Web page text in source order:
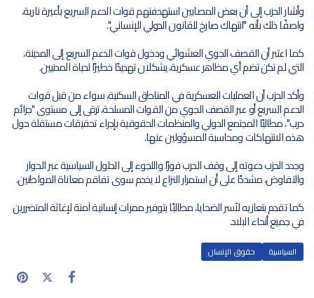
وأشار الحزب إلى أن بعض المصابين استهدفتهم قوات الدعم السريع بأعيرة نارية،
واصفًا ذلك بأنه "انتهاك صارخ للقانون الدولي الإنساني".
كما اعتبر أن القصف الجوي العشوائي ودخول قوات الدعم السريع إلى المدينة،
التي لم تكن تضم أي مظاهر عسكرية، يشكلان تهديدًا خطيرًا لحياة المدنيين.
وأكد الحزب أن العمليات العسكرية في المناطق السكنية، سواء من قبل قوات
الدعم السريع أو عبر القصف الجوي من القوات المسلحة، ترقى إلى مستوى "جرائم
حرب"، مطالبًا المجتمع الدولي والمنظمات الحقوقية بإجراء تحقيقات مستقلة حول
هذه الانتهاكات ومحاسبة المسؤولين عنها.
وجدد الحزب دعوته إلى وقف الحرب فورًا واللجوء إلى الحلول السياسية عبر الحوار
والتفاوض، مشددًا على أن استمرار النزاع لا يخدم سوى تفاقم معاناة المواطنين.
كما تقدم بتعازيه لأسر الضحايا، مطالبًا بتوفير ممرات إنسانية آمنة لإغاثة المتضررين
في جميع أنحاء البلاد.
السياسية حقوق الإنسان